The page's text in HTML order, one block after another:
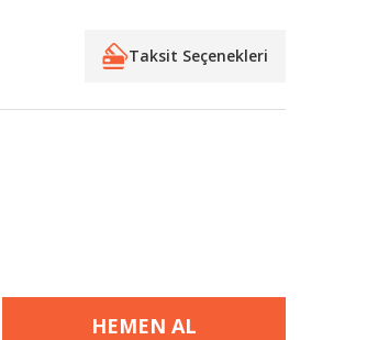
Taksit Seçenekleri
HEMEN AL